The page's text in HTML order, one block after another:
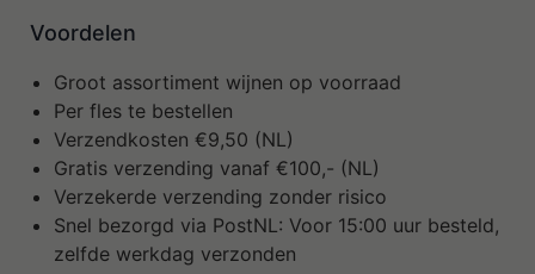
Voordelen
Groot assortiment wijnen op voorraad
Per fles te bestellen
Verzendkosten €9,50 (NL)
Gratis verzending vanaf €100,- (NL)
Verzekerde verzending zonder risico
Snel bezorgd via PostNL: Voor 15:00 uur besteld,
zelfde werkdag verzonden